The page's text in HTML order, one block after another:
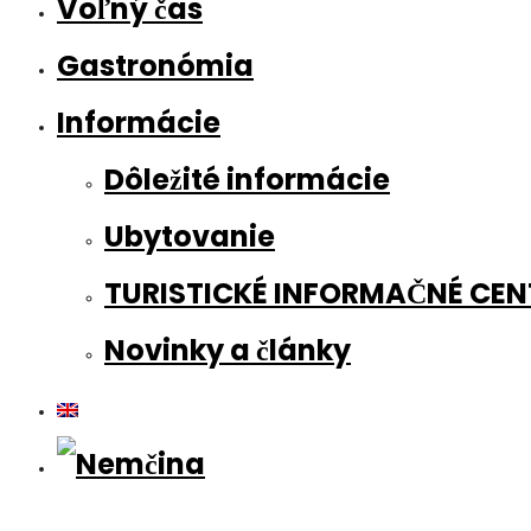
Voľný čas
Gastronómia
Informácie
Dôležité informácie
Ubytovanie
TURISTICKÉ INFORMAČNÉ
Novinky a články